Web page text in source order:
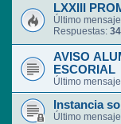
LXXIII
Último
Respuestas: 34
AVISO
ESCORIAL
Último
Instancia
Último